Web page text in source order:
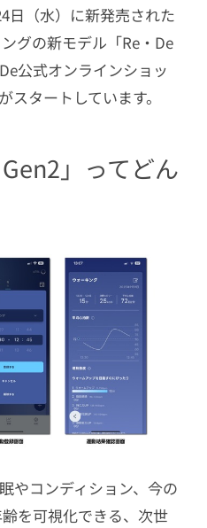
日（水）に新発売された
グの新モデル「Re・De
公式オンラインショッ
スタートしています。
Gen2」ってどん
やコンディション、今の
を可視化できる、次世